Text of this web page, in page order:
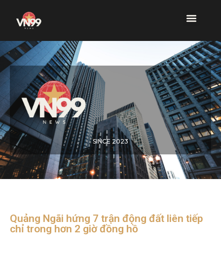
SINCE 2023
Quảng Ngãi hứng 7 trận động đất liên tiếp
chỉ trong hơn 2 giờ đồng hồ